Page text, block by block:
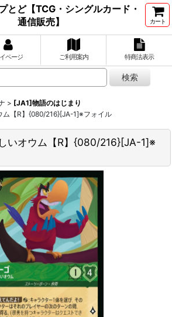
とど【TCG・シングルカード・
通信販売】
カート
ページ ご利用案内 特商法表示
> [JA1]物語のはじまり
ム【R】{080/216}[JA-1]※フォイル
いオウム【R】{080/216}[JA-1]※